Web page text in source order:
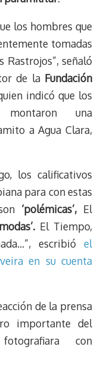
los hombres que
tomadas
Rastrojos”, señaló
de la Fundación
indicó que los
montaron una
a Agua Clara,
los calificativos
para con estas
‘polémicas’, El
El Tiempo,
escribió el
en su cuenta
de la prensa
importante del
con